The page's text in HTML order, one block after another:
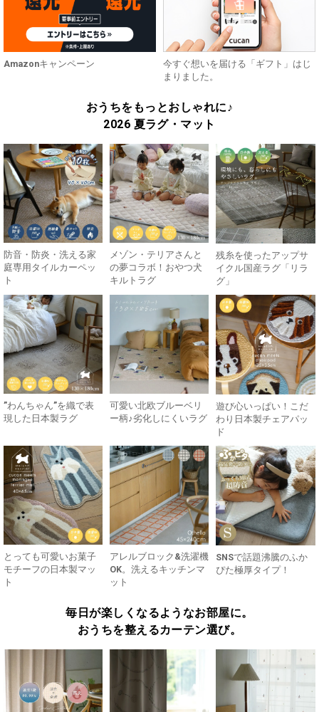
Amazonキャンペーン
今すぐ想いを届ける「ギフト」はじ
まりました。
おうちをもっとおしゃれに♪
2026 夏ラグ・マット
防音・防炎・洗える家
庭専用タイルカーペッ
ト
メゾン・テリアさんと
の夢コラボ！おやつ犬
キルトラグ
残糸を使ったアップサ
イクル国産ラグ「リラ
グ」
”わんちゃん”を織で表
現した日本製ラグ
可愛い北欧ブルーベリ
ー柄♪劣化しにくいラグ
遊び心いっぱい！こだ
わり日本製チェアパッ
ド
とっても可愛いお菓子
モチーフの日本製マッ
ト
アレルブロック&洗濯機
OK。洗えるキッチンマ
ット
SNSで話題沸騰のふか
ぴた極厚タイプ！
毎日が楽しくなるようなお部屋に。
おうちを整えるカーテン選び。